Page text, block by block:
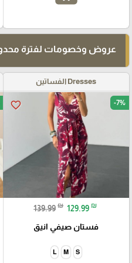
عروض وخصومات لفترة
Dresses الفساتين
favorite_border -7%
139.99 ₪ 129.99 ₪
فستان صيفي انيق
S
M
L